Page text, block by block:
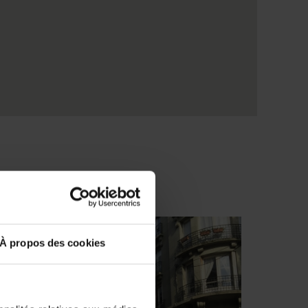
À propos des cookies